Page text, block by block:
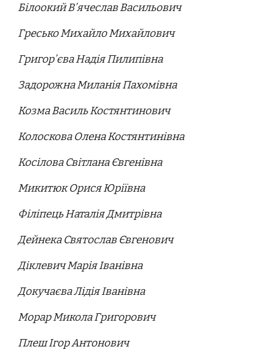
Білоокий В’ячеслав Васильович
Гресько Михайло Михайлович
Григор’єва Надія Пилипівна
Задорожна Миланія Пахомівна
Козма Василь Костянтинович
Колоскова Олена Костянтинівна
Косілова Світлана Євгенівна
Микитюк Орися Юріївна
Філіпець Наталія Дмитрівна
Дейнека Святослав Євгенович
Діклевич Марія Іванівна
Докучаєва Лідія Іванівна
Морар Микола Григорович
Плеш Ігор Антонович